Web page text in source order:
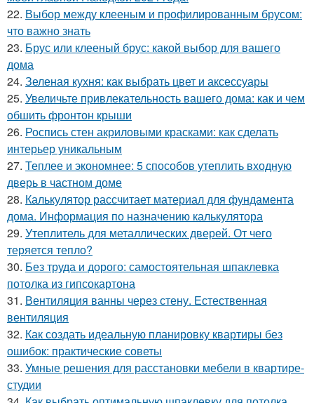
22. Выбор между клееным и профилированным брусом:
что важно знать
23. Брус или клееный брус: какой выбор для вашего
дома
24. Зеленая кухня: как выбрать цвет и аксессуары
25. Увеличьте привлекательность вашего дома: как и чем
обшить фронтон крыши
26. Роспись стен акриловыми красками: как сделать
интерьер уникальным
27. Теплее и экономнее: 5 способов утеплить входную
дверь в частном доме
28. Калькулятор рассчитает материал для фундамента
дома. Информация по назначению калькулятора
29. Утеплитель для металлических дверей. От чего
теряется тепло?
30. Без труда и дорого: самостоятельная шпаклевка
потолка из гипсокартона
31. Вентиляция ванны через стену. Естественная
вентиляция
32. Как создать идеальную планировку квартиры без
ошибок: практические советы
33. Умные решения для расстановки мебели в квартире-
студии